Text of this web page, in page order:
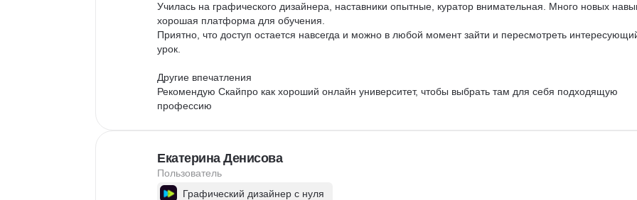
Училась на графического дизайнера, наставники опытные, куратор внимательная. Много новых
хорошая платформа для обучения.
Приятно, что доступ остается навсегда и можно в любой момент зайти и пересмотреть
урок.
Другие впечатления
Рекомендую Скайпро как хороший онлайн университет, чтобы выбрать там для себя подходящую
профессию
Екатерина Денисова
Пользователь
Графический дизайнер с нуля